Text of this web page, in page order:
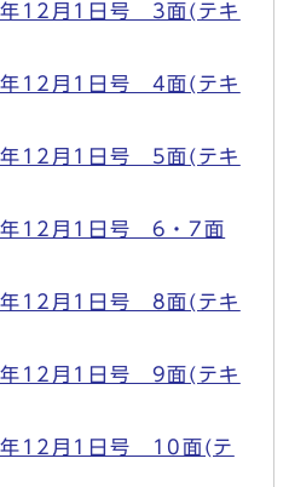
12月1日号 3面(テキ
12月1日号 4面(テキ
12月1日号 5面(テキ
12月1日号 6・7面
12月1日号 8面(テキ
12月1日号 9面(テキ
12月1日号 10面(テ